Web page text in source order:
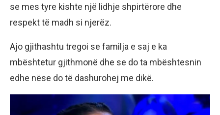
se mes tyre kishte një lidhje shpirtërore dhe
respekt të madh si njerëz.
Ajo gjithashtu tregoi se familja e saj e ka
mbështetur gjithmonë dhe se do ta mbështesnin
edhe nëse do të dashurohej me dikë.